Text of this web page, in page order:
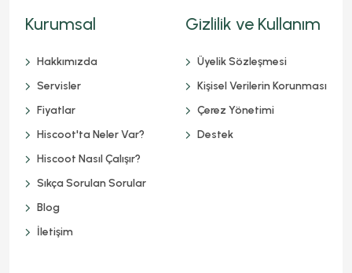
Kurumsal
Hakkımızda
Servisler
Fiyatlar
Hiscoot'ta Neler Var?
Hiscoot Nasıl Çalışır?
Sıkça Sorulan Sorular
Blog
İletişim
Gizlilik ve Kullanım
Üyelik Sözleşmesi
Kişisel Verilerin Korunması
Çerez Yönetimi
Destek